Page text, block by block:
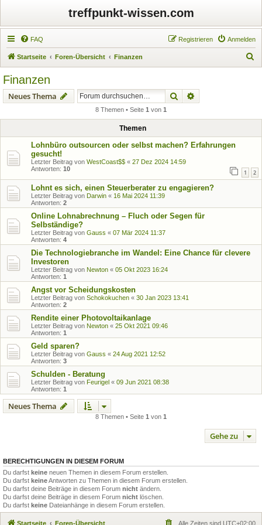
treffpunkt-wissen.com
FAQ Anmelden
Registrieren
Startseite Foren-Übersicht Finanzen
Finanzen
Neues Thema Suche
8 Themen • Seite 1 von 1
Themen
Lohnbüro outsourcen oder selbst machen? Erfahrungen
gesucht!
Letzter Beitrag von WestCoast$$ « 27 Dez 2024 14:59
Antworten: 10 1 2
Lohnt es sich, einen Steuerberater zu engagieren?
Letzter Beitrag von Darwin « 16 Mai 2024 11:39
Antworten: 2
Online Lohnabrechnung – Fluch oder Segen für
Selbständige?
Letzter Beitrag von Gauss « 07 Mär 2024 11:37
Antworten: 4
Die Technologiebranche im Wandel: Eine Chance für clevere
Investoren
Letzter Beitrag von Newton « 05 Okt 2023 16:24
Antworten: 1
Angst vor Scheidungskosten
Letzter Beitrag von Schokokuchen « 30 Jan 2023 13:41
Antworten: 2
Rendite einer Photovoltaikanlage
Letzter Beitrag von Newton « 25 Okt 2021 09:46
Antworten: 1
Geld sparen?
Letzter Beitrag von Gauss « 24 Aug 2021 12:52
Antworten: 3
Schulden - Beratung
Letzter Beitrag von Feurigel « 09 Jun 2021 08:38
Antworten: 1
Neues Thema
8 Themen • Seite 1 von 1
Gehe zu
BERECHTIGUNGEN IN DIESEM FORUM
Du darfst keine neuen Themen in diesem Forum erstellen.
Du darfst keineAntworten zu Themen in diesem Forum erstellen.
Du darfst deine Beiträge in diesem Forum nicht ändern.
Du darfst deine Beiträge in diesem Forum nicht löschen.
Du darfst keine Dateianhänge in diesem Forum erstellen.
Startseite Foren-Übersicht Alle Zeiten sind UTC+02:00